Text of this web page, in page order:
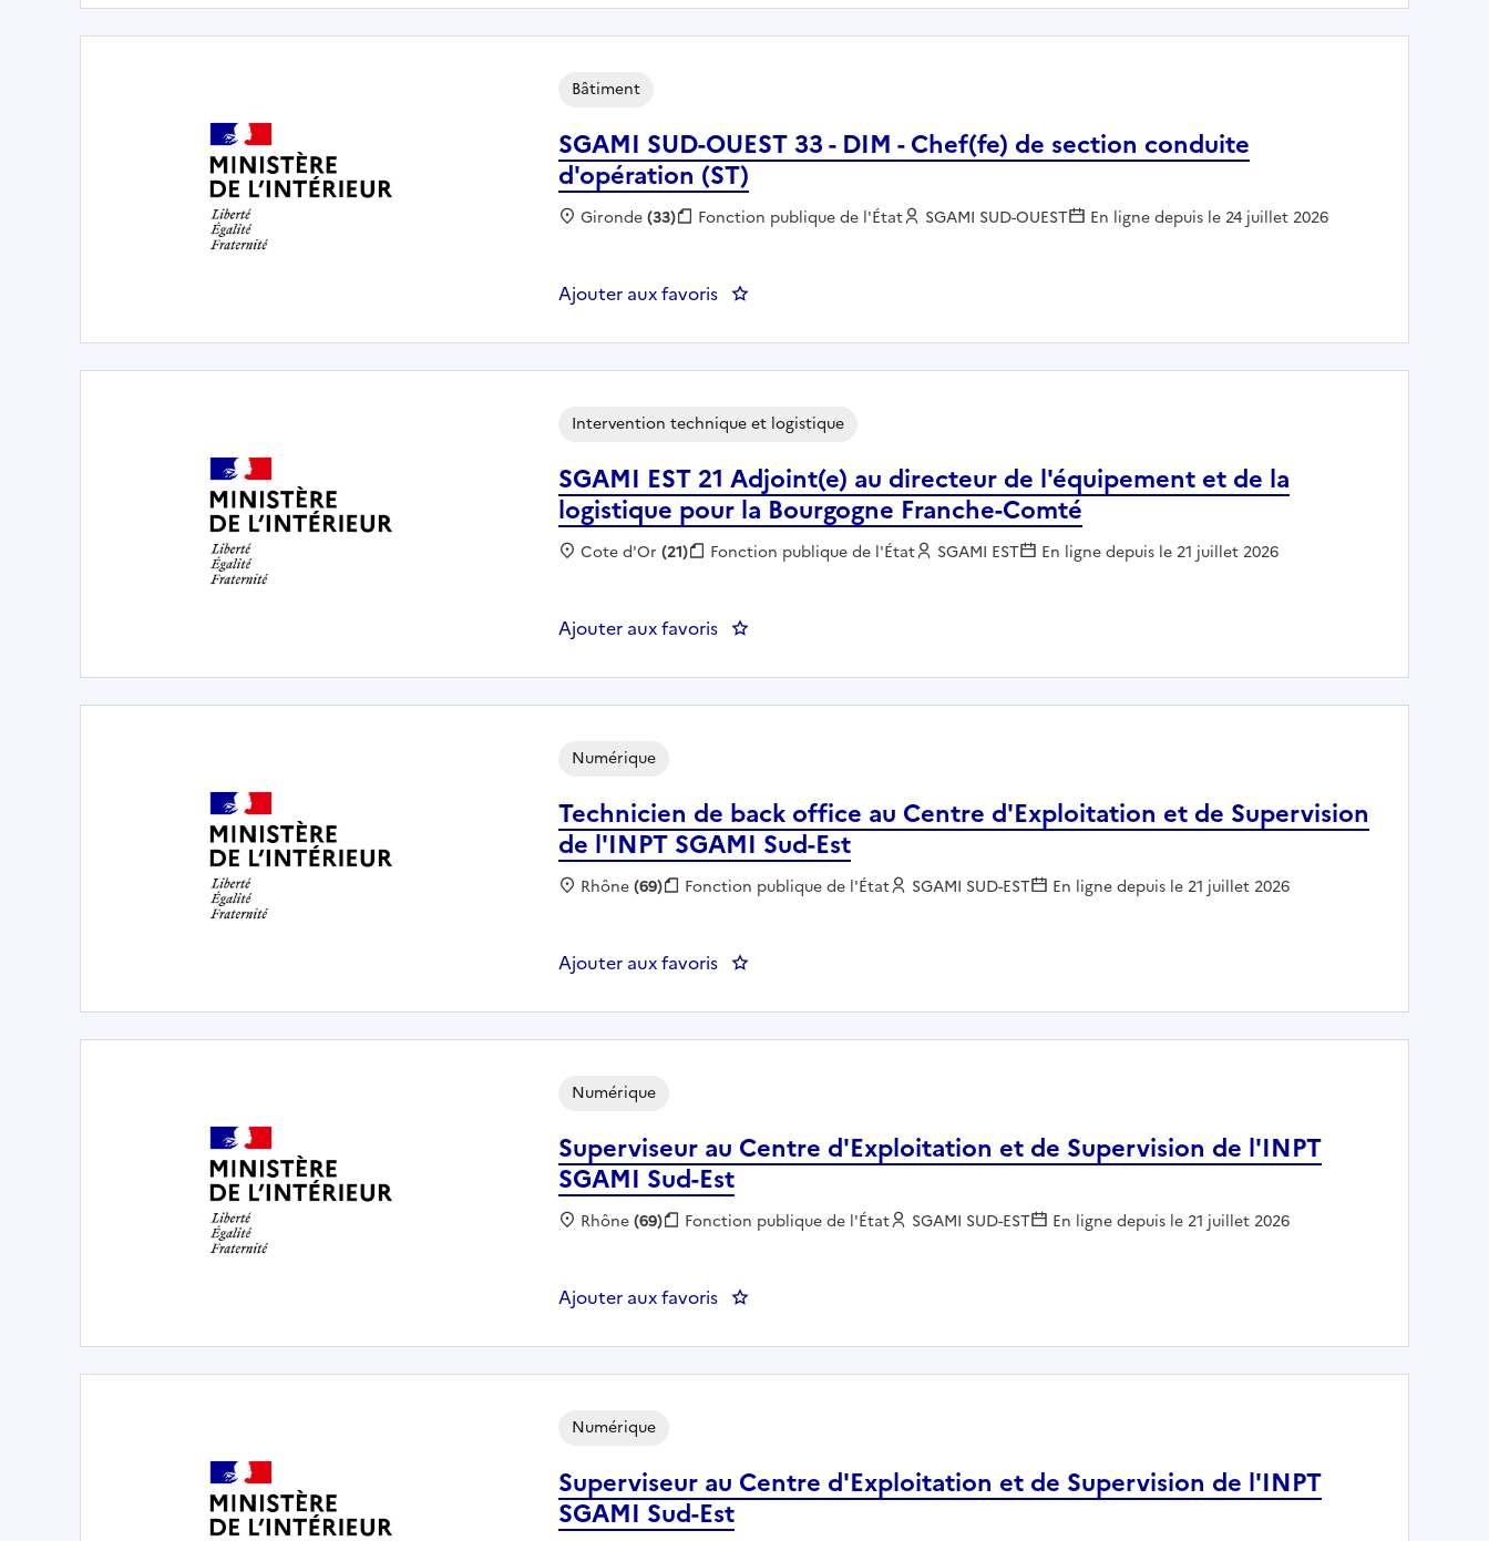
SGAMI SUD-OUEST 33 - DIM - Chef(fe) de section conduite
d'opération (ST)
Bâtiment
Localisation :
Gironde(33) Fonction publique :
Fonction publique de l'État Employeur :
SGAMI SUD-OUEST En ligne depuis le 24 juillet 2026
Ajouter aux favoris
SGAMI EST 21 Adjoint(e) au directeur de l'équipement et de la
logistique pour la Bourgogne Franche-Comté
Intervention technique et logistique
Localisation :
Cote d'Or(21) Fonction publique :
Fonction publique de l'État Employeur :
SGAMI EST En ligne depuis le 21 juillet 2026
Ajouter aux favoris : SGAMI EST 21 Adjoint(e) au directeur de l'équipement et de la logistique pour la
Technicien de back office au Centre d'Exploitation et de Supervision
de l'INPT SGAMI Sud-Est
Numérique
Localisation :
Rhône(69) Fonction publique :
Fonction publique de l'État Employeur :
SGAMI SUD-EST En ligne depuis le 21 juillet 2026
Ajouter aux favoris
Superviseur au Centre d'Exploitation et de Supervision de l'INPT
SGAMI Sud-Est
Numérique
Localisation :
Rhône(69) Fonction publique :
Fonction publique de l'État Employeur :
SGAMI SUD-EST En ligne depuis le 21 juillet 2026
Ajouter aux favoris : Superviseur au Centre d'Exploitation et de Supervision de l'INPT SGAMI Sud-Est
Superviseur au Centre d'Exploitation et de Supervision de l'INPT
SGAMI Sud-Est
Numérique